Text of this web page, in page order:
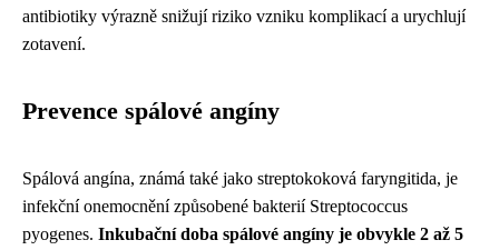
antibiotiky výrazně snižují riziko vzniku komplikací a urychlují
zotavení.
Prevence spálové angíny
Spálová angína, známá také jako streptokoková faryngitida, je
infekční onemocnění způsobené bakterií Streptococcus
pyogenes. Inkubační doba spálové angíny je obvykle 2 až 5